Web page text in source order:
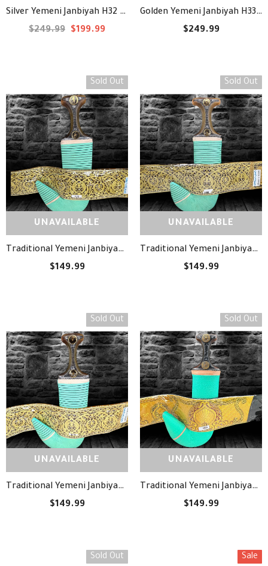
Silver Yemeni Janbiyah H32 - جنبية فضيه
$249.99 $199.99
Golden Yemeni Janbiyah H33- جنبية ذهبيه مع جلد
$249.99
Sold Out
UNAVAILABLE
Traditional Yemeni Janbiyah -H35- جنبية يمنية تقليدية
$149.99
Sold Out
UNAVAILABLE
Traditional Yemeni Janbiyah -H68- جنبية يمنية تقليدية
$149.99
Sold Out
UNAVAILABLE
Traditional Yemeni Janbiyah -H14- جنبية يمنية تقليدية
$149.99
Sold Out
UNAVAILABLE
Traditional Yemeni Janbiyah - H29- جنبية يمنية تقليدية
$149.99
Sold Out Sale